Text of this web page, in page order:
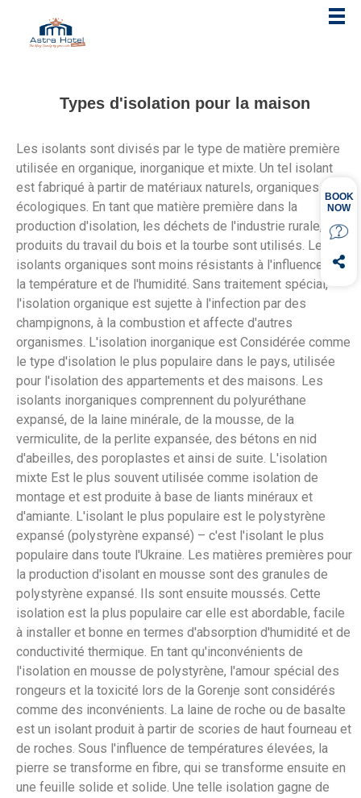
Types d'isolation pour la maison
Les isolants sont divisés par le type de matière première
utilisée en organique, inorganique et mixte. Un tel isolant
est fabriqué à partir de matériaux naturels, organiques et
écologiques. En tant que matière première dans la
production d'isolation, les déchets de l'industrie rurale, les
produits du travail du bois et la tourbe sont utilisés. Les
isolants organiques sont moins résistants à l'influence de
la température et de l'humidité. Sans traitement spécial,
l'isolation organique est sujette à l'infection par des
champignons, à la combustion et affecte d'autres
organismes. L'isolation inorganique est Considérée comme
le type d'isolation le plus populaire dans le pays, utilisée
pour l'isolation des appartements et des maisons. Les
isolants inorganiques comprennent du polyuréthane
expansé, de la laine minérale, de la mousse, de la
vermiculite, de la perlite expansée, des bétons en nid
d'abeilles, des poroplastes et ainsi de suite. L'isolation
mixte Est le plus souvent utilisée comme isolation de
montage et est produite à base de liants minéraux et
d'amiante. L'isolant le plus populaire est le polystyrène
expansé (polystyrène expansé) – c'est l'isolant le plus
populaire dans toute l'Ukraine. Les matières premières pour
la production d'isolant en mousse sont des granules de
polystyrène expansé. Ils sont ensuite moussés. Cette
isolation est la plus populaire car elle est abordable, facile
à installer et bonne en termes d'absorption d'humidité et de
conductivité thermique. En tant qu'inconvénients de
l'isolation en mousse de polystyrène, l'amour spécial des
rongeurs et la toxicité lors de la Gorenje sont considérés
comme des inconvénients. La laine de roche ou de basalte
est un isolant produit à partir de scories de haut fourneau et
de roches. Sous l'influence de températures élevées, la
pierre se transforme en fibre, qui se transforme ensuite en
une feuille solide et solide. Une telle isolation gagne de